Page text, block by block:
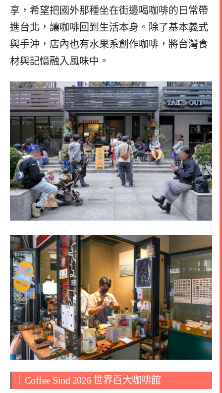
享，希望把國外那種坐在街邊喝咖啡的日常帶
進台北，讓咖啡回到生活本身。除了基本義式
與手沖，店內也有水果系創作咖啡，將台灣食
材與記憶融入風味中。
｜Coffee Sind 2026 世界百大咖啡館